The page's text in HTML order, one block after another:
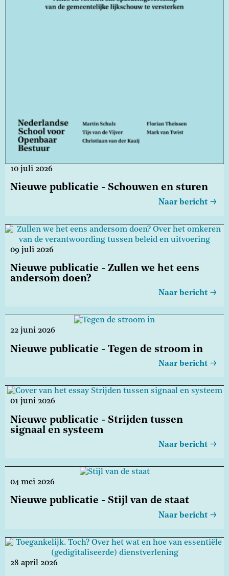
10 juli 2026
Nieuwe publicatie - Schouwen en sturen
Naar bericht
09 juli 2026
Nieuwe publicatie - Zullen we het eens
andersom doen?
Naar bericht
22 juni 2026
Nieuwe publicatie - Tegen de stroom in
Naar bericht
01 juni 2026
Nieuwe publicatie - Strijden tussen
signaal en systeem
Naar bericht
04 mei 2026
Nieuwe publicatie - Stijl van de staat
Naar bericht
28 april 2026